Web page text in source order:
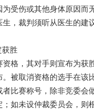
受伤或其他身体原因
，裁判须听从医生的
获胜
格，其对手则宣布为获
被取消资格的选手在该
比赛称号，除非竞委会
；如未设仲裁委员会，则